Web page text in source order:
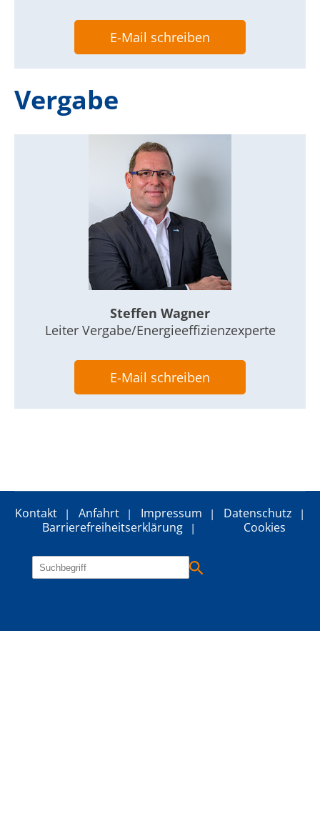
E-Mail schreiben
Vergabe
Steffen Wagner
Leiter Vergabe/Energieeffizienzexperte
E-Mail schreiben
Kontakt Anfahrt Impressum
Datenschutz
Barrierefreiheitserklärung
Cookies